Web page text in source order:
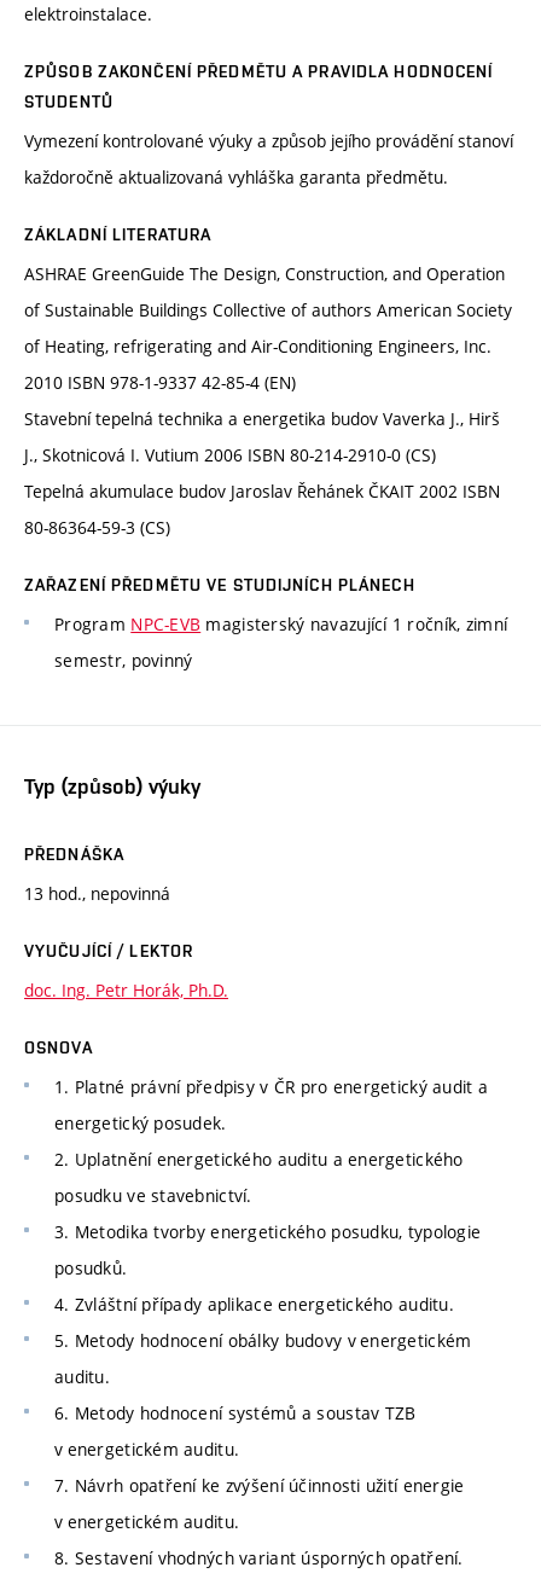
elektroinstalace.
ZPŮSOB ZAKONČENÍ PŘEDMĚTU A PRAVIDLA HODNOCENÍ
STUDENTŮ
Vymezení kontrolované výuky a způsob jejího provádění stanoví
každoročně aktualizovaná vyhláška garanta předmětu.
ZÁKLADNÍ LITERATURA
ASHRAE GreenGuide The Design, Construction, and Operation
of Sustainable Buildings Collective of authors American Society
of Heating, refrigerating and Air-Conditioning Engineers, Inc.
2010 ISBN 978-1-9337 42-85-4 (EN)
Stavební tepelná technika a energetika budov Vaverka J., Hirš
J., Skotnicová I. Vutium 2006 ISBN 80-214-2910-0 (CS)
Tepelná akumulace budov Jaroslav Řehánek ČKAIT 2002 ISBN
80-86364-59-3 (CS)
ZAŘAZENÍ PŘEDMĚTU VE STUDIJNÍCH PLÁNECH
Program NPC-EVB magisterský navazující 1 ročník, zimní
semestr, povinný
Typ (způsob) výuky
PŘEDNÁŠKA
13 hod., nepovinná
VYUČUJÍCÍ / LEKTOR
doc. Ing. Petr Horák, Ph.D.
OSNOVA
1. Platné právní předpisy v ČR pro energetický audit a
energetický posudek.
2. Uplatnění energetického auditu a energetického
posudku ve stavebnictví.
3. Metodika tvorby energetického posudku, typologie
posudků.
4. Zvláštní případy aplikace energetického auditu.
5. Metody hodnocení obálky budovy v energetickém
auditu.
6. Metody hodnocení systémů a soustav TZB
v energetickém auditu.
7. Návrh opatření ke zvýšení účinnosti užití energie
v energetickém auditu.
8. Sestavení vhodných variant úsporných opatření.